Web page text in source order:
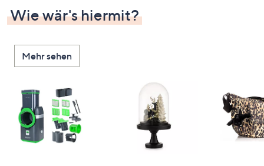
Wie wär's hiermit?
Mehr sehen